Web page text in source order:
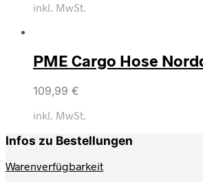
inkl. MwSt.
PME Cargo Hose
109,99 €
inkl. MwSt.
Infos zu Bestellungen
Warenverfügbarkeit